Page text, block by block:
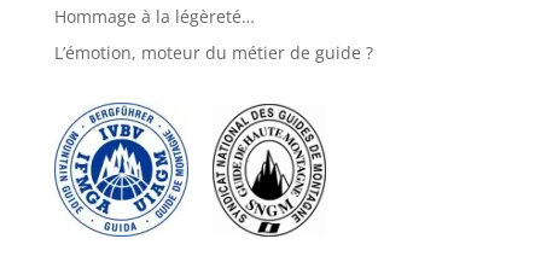
Hommage à la légèreté…
L’émotion, moteur du métier de guide ?